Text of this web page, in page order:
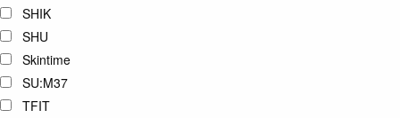
SHIK
SHU
Skintime
SU:M37
TFIT